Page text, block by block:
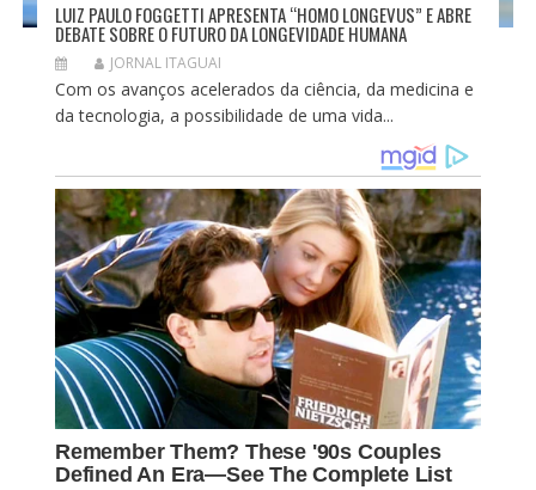
LUIZ PAULO FOGGETTI APRESENTA “HOMO LONGEVUS” E ABRE
DEBATE SOBRE O FUTURO DA LONGEVIDADE HUMANA
JORNAL ITAGUAI
Com os avanços acelerados da ciência, da medicina e
da tecnologia, a possibilidade de uma vida...